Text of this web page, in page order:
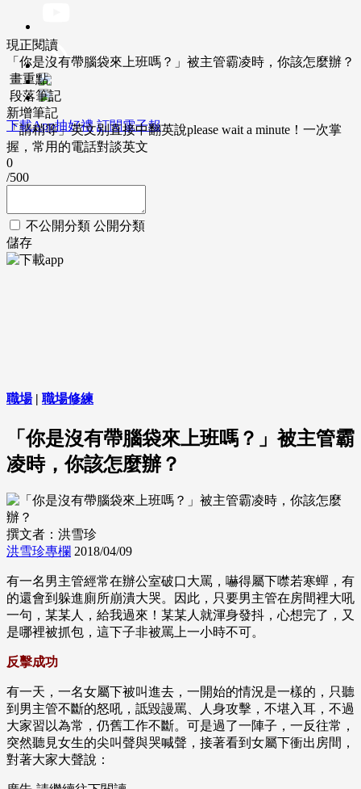
下載App抽好禮 訂閱電子報
現正閱讀
「你是沒有帶腦袋來上班嗎？」被主管霸凌時，你該怎麼辦？
畫重點
段落筆記
新增筆記
「請稍等」英文別直接中翻英說please wait a minute！一次掌
握，常用的電話對談英文
0
/500
不公開分類 公開分類
儲存
職場| 職場修練
「你是沒有帶腦袋來上班嗎？」被主管霸
凌時，你該怎麼辦？
撰文者：洪雪珍
洪雪珍專欄 2018/04/09
有一名男主管經常在辦公室破口大罵，嚇得屬下噤若寒蟬，有
的還會到躲進廁所崩潰大哭。因此，只要男主管在房間裡大吼
一句，某某人，給我過來！某某人就渾身發抖，心想完了，又
是哪裡被抓包，這下子非被罵上一小時不可。
反擊成功
有一天，一名女屬下被叫進去，一開始的情況是一樣的，只聽
到男主管不斷的怒吼，詆毀謾罵、人身攻擊，不堪入耳，不過
大家習以為常，仍舊工作不斷。可是過了一陣子，一反往常，
突然聽見女生的尖叫聲與哭喊聲，接著看到女屬下衝出房間，
對著大家大聲說：